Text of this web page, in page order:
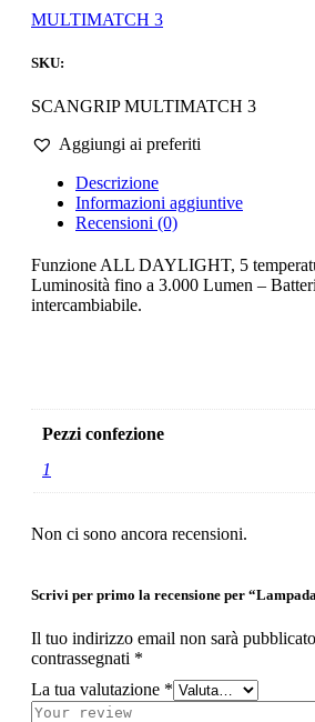
MULTIMATCH 3
SKU:
SCANGRIP MULTIMATCH 3
Aggiungi ai preferiti
Descrizione
Informazioni aggiuntive
Recensioni (0)
Funzione ALL DAYLIGHT, 5
Luminosità fino a 3.000 Lumen –
intercambiabile.
Pezzi confezione
1
Non ci sono ancora recensioni.
Scrivi per primo la recensione per
Il tuo indirizzo email non sarà
contrassegnati *
La tua valutazione *